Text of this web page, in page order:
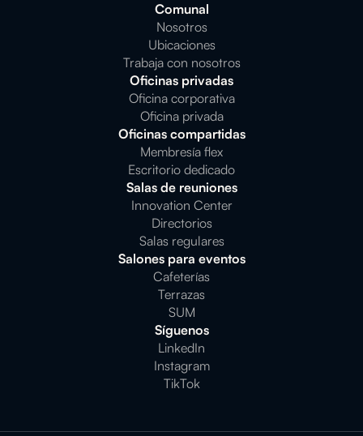
Comunal
Nosotros
Ubicaciones
Trabaja con nosotros
Oficinas privadas
Oficina corporativa
Oficina privada
Oficinas compartidas
Membresía flex
Escritorio dedicado
Salas de reuniones
Innovation Center
Directorios
Salas regulares
Salones para eventos
Cafeterías
Terrazas
SUM
Síguenos
LinkedIn
Instagram
TikTok